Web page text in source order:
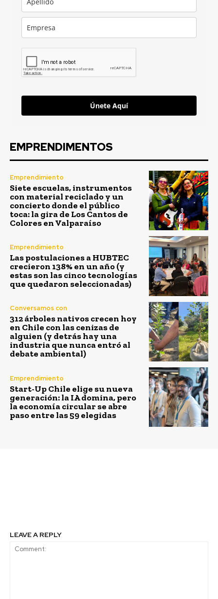
Únete Aquí
EMPRENDIMENTOS
Emprendimiento
Siete escuelas, instrumentos
con material reciclado y un
concierto donde el público
toca: la gira de Los Cantos de
Colores en Valparaíso
Emprendimiento
Las postulaciones a HUBTEC
crecieron 138% en un año (y
estas son las cinco tecnologías
que quedaron seleccionadas)
Conversamos con
312 árboles nativos crecen hoy
en Chile con las cenizas de
alguien (y detrás hay una
industria que nunca entró al
debate ambiental)
Emprendimiento
Start-Up Chile elige su nueva
generación: la IA domina, pero
la economía circular se abre
paso entre las 59 elegidas
LEAVE A REPLY